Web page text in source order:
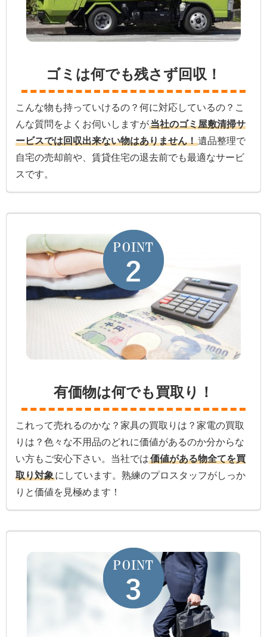
ゴミは何でも残さず回収！
こんな物も持っていけるの？何に対応しているの？こ
んな質問をよくお伺いしますが当社のゴミ屋敷清掃サ
ービスでは回収出来ない物はありません！遺品整理で
自宅の売却前や、賃貸住宅の退去前でも最適なサービ
スです。
有価物は何でも買取り！
これって売れるのかな？家具の買取りは？家電の買取
りは？色々な不用品のどれに価値があるのか分からな
い方もご安心下さい。当社では価値がある物全てを買
取り対象にしています。熟練のプロスタッフがしっか
りと価値を見極めます！